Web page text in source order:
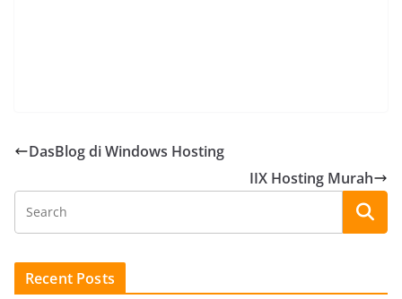
DasBlog di Windows Hosting
IIX Hosting Murah
Recent Posts